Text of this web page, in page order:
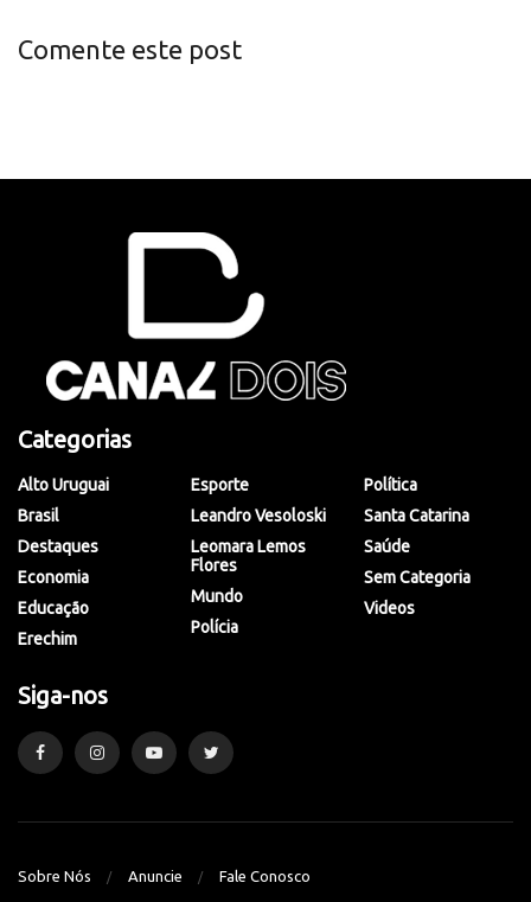
Comente este post
Categorias
Alto Uruguai
Brasil
Destaques
Economia
Educação
Erechim
Esporte
Leandro Vesoloski
Leomara Lemos
Flores
Mundo
Polícia
Política
Santa Catarina
Saúde
Sem Categoria
Videos
Siga-nos
Sobre Nós Anuncie Fale Conosco